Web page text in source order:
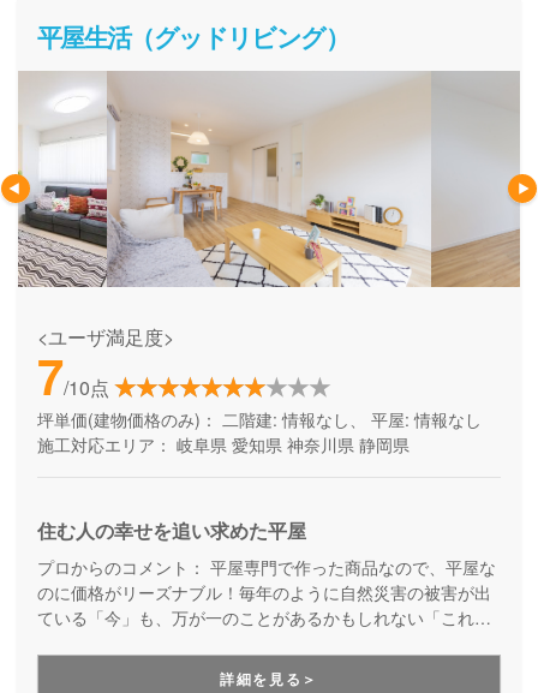
平屋生活（グッドリビング）
<ユーザ満足度>
7/10点
坪単価(建物価格のみ)： 二階建: 情報なし、 平屋: 情報なし
施工対応エリア： 岐阜県 愛知県 神奈川県 静岡県
住む人の幸せを追い求めた平屋
プロからのコメント：
のに価格がリーズナブル！毎年のように自然災害の被害が出
ている「今」も、万が一のことがあるかもしれない「これか
にはぜひおすすめです。詳細を見る＞